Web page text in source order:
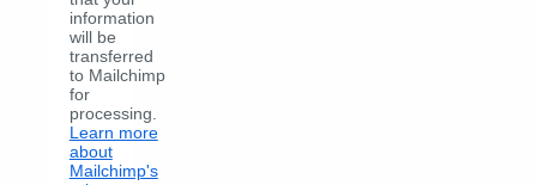
information
will be
transferred
to Mailchimp
for
processing.
Learn more
about
Mailchimp's